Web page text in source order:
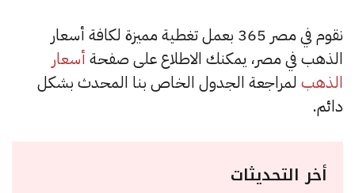
نقوم في مصر 365 بعمل تغطية مميزة لكافة أسعار
الذهب في مصر، يمكنك الاطلاع على صفحة أسعار
الذهب لمراجعة الجدول الخاص بنا المحدث بشكل
دائم.
أخر التحديثات